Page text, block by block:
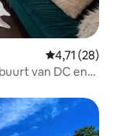
Gemiddelde
4,71 (28)
van DC en